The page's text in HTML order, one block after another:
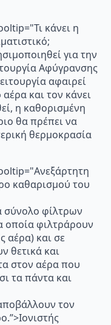
κάνει η
για την
Αφύγρανσης
αφαιρεί
και τον κάνει
η καθορισμένη
θα πρέπει να
θερμοκρασία
καθαρισμού του
σύνολο φίλτρων
οποία φιλτράρουν
αέρα) και σε
θετικά και
στον αέρα που
τα πάντα και
τον